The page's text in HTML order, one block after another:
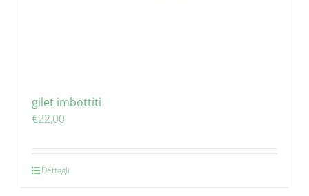
gilet imbottiti
€22,00
Dettagli